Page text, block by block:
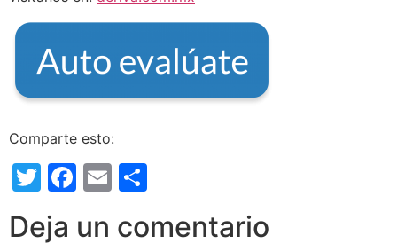
Comparte esto:
Twitter
Facebook
Email
Deja un comentario